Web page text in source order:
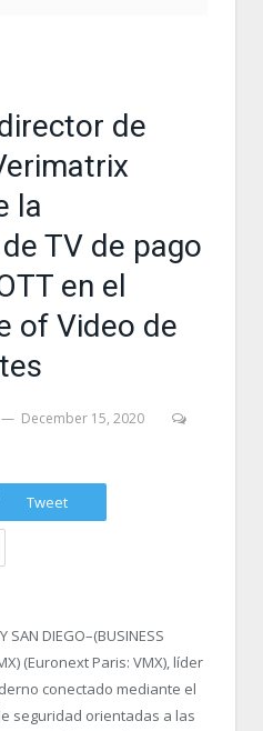
de
la
TV de pago
en el
of Video de
December 15, 2020
Tweet
SAN DIEGO–(BUSINESS
(Euronext Paris: VMX), líder
conectado mediante el
seguridad orientadas a las